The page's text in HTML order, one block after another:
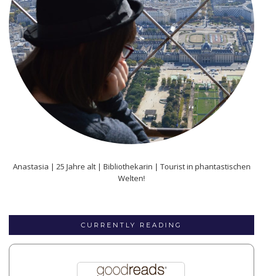
Anastasia | 25 Jahre alt | Bibliothekarin | Tourist in phantastischen
Welten!
CURRENTLY READING